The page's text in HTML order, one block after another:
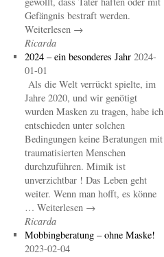
Gefängnis bestraft werden.
Weiterlesen →
Ricarda
2024 – ein besonderes Jahr 2024-
01-01
Als die Welt verrückt spielte, im
Jahre 2020, und wir genötigt
wurden Masken zu tragen, habe ich
entschieden unter solchen
Bedingungen keine Beratungen mit
traumatisierten Menschen
durchzuführen. Mimik ist
unverzichtbar ! Das Leben geht
weiter. Wenn man hofft, es könne
… Weiterlesen →
Ricarda
Mobbingberatung – ohne Maske!
2023-02-04